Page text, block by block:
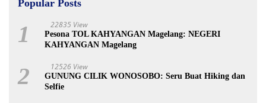
Popular Posts
1 22835 View
Pesona TOL KAHYANGAN Magelang: NEGERI
KAHYANGAN Magelang
2 12526 View
GUNUNG CILIK WONOSOBO: Seru Buat Hiking dan
Selfie